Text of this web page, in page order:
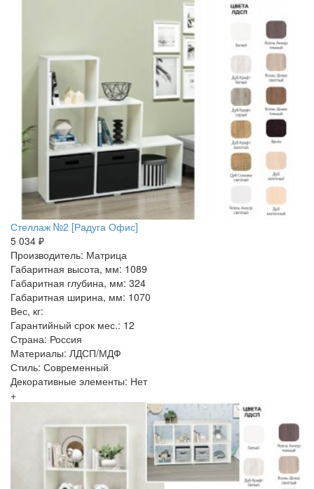
Стеллаж №2 [Радуга Офис]
5 034 ₽
Производитель: Матрица
Габаритная высота, мм: 1089
Габаритная глубина, мм: 324
Габаритная ширина, мм: 1070
Вес, кг:
Гарантийный срок мес.: 12
Страна: Россия
Материалы: ЛДСП/МДФ
Стиль: Современный
Декоративные элементы: Нет
+